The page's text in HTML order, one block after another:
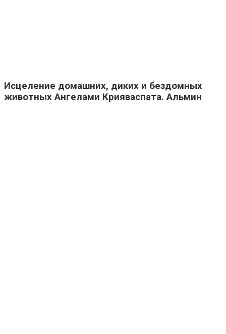
Исцеление домашних, диких и бездомных
животных Ангелами Крияваспата. Альмин